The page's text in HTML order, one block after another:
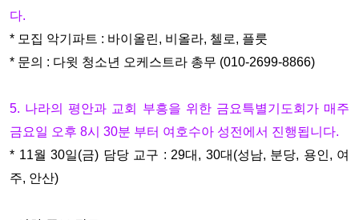
다.
* 모집 악기파트 : 바이올린, 비올라, 첼로, 플룻
* 문의 : 다윗 청소년 오케스트라 총무 (010-2699-8866)
5. 나라의 평안과 교회 부흥을 위한 금요특별기도회가 매주
금요일 오후 8시 30분 부터 여호수아 성전에서 진행됩니다.
* 11월 30일(금) 담당 교구 : 29대, 30대(성남, 분당, 용인, 여
주, 안산)